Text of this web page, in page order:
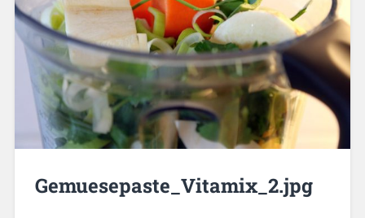
Gemuesepaste_Vitamix_2.jpg